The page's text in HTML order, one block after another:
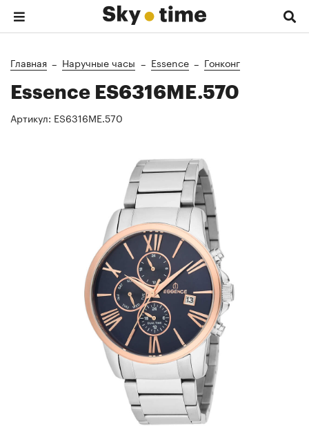
Главная Наручные часы Essence Гонконг
Essence ES6316ME.570
Артикул: ES6316ME.570